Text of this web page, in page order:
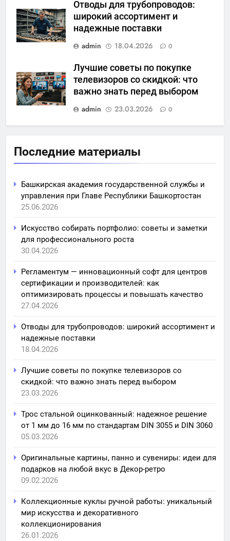
Отводы для трубопроводов:
широкий ассортимент и
надежные поставки
admin
18.04.2026 0
Лучшие советы по покупке
телевизоров со скидкой: что
важно знать перед выбором
admin
23.03.2026 0
Последние материалы
Башкирская академия государственной службы и
управления при Главе Республики Башкортостан
25.06.2026
Искусство собирать портфолио: советы и заметки
для профессионального роста
30.04.2026
Регламентум — инновационный софт для центров
сертификации и производителей: как
оптимизировать процессы и повышать качество
27.04.2026
Отводы для трубопроводов: широкий ассортимент и
надежные поставки
18.04.2026
Лучшие советы по покупке телевизоров со
скидкой: что важно знать перед выбором
23.03.2026
Трос стальной оцинкованный: надежное решение
от 1 мм до 16 мм по стандартам DIN 3055 и DIN 3060
05.03.2026
Оригинальные картины, панно и сувениры: идеи для
подарков на любой вкус в Декор-ретро
09.02.2026
Коллекционные куклы ручной работы: уникальный
мир искусства и декоративного
коллекционирования
26.01.2026